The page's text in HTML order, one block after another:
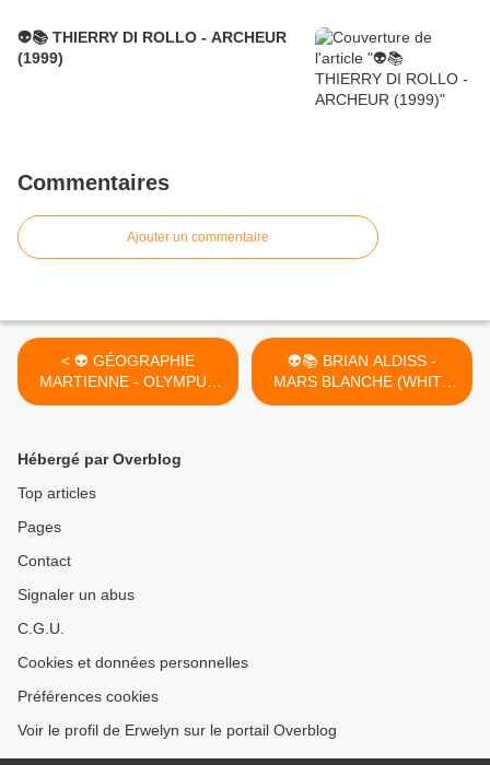
👽📚 THIERRY DI ROLLO - ARCHEUR
(1999)
Commentaires
Ajouter un commentaire
< 👽 GÉOGRAPHIE
MARTIENNE - OLYMPUS
MONS
👽📚 BRIAN ALDISS -
MARS BLANCHE (WHITE
MARS, 1999) >
Hébergé par Overblog
Top articles
Pages
Contact
Signaler un abus
C.G.U.
Cookies et données personnelles
Préférences cookies
Voir le profil de Erwelyn sur le portail Overblog